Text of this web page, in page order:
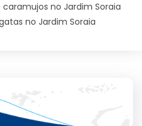
no Jardim Soraia
no Jardim Soraia